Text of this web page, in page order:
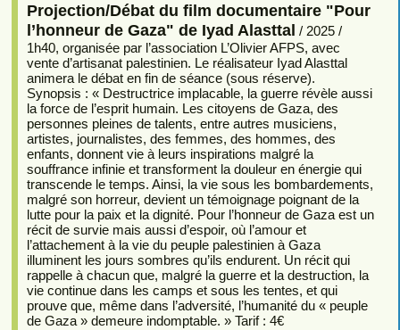
Projection/Débat du film documentaire "Pour
l’honneur de Gaza" de Iyad Alasttal / 2025 /
1h40, organisée par l’association L’Olivier AFPS, avec
vente d’artisanat palestinien. Le réalisateur Iyad Alasttal
animera le débat en fin de séance (sous réserve).
Synopsis : « Destructrice implacable, la guerre révèle aussi
la force de l’esprit humain. Les citoyens de Gaza, des
personnes pleines de talents, entre autres musiciens,
artistes, journalistes, des femmes, des hommes, des
enfants, donnent vie à leurs inspirations malgré la
souffrance infinie et transforment la douleur en énergie qui
transcende le temps. Ainsi, la vie sous les bombardements,
malgré son horreur, devient un témoignage poignant de la
lutte pour la paix et la dignité. Pour l’honneur de Gaza est un
récit de survie mais aussi d’espoir, où l’amour et
l’attachement à la vie du peuple palestinien à Gaza
illuminent les jours sombres qu’ils endurent. Un récit qui
rappelle à chacun que, malgré la guerre et la destruction, la
vie continue dans les camps et sous les tentes, et qui
prouve que, même dans l’adversité, l’humanité du « peuple
de Gaza » demeure indomptable. » Tarif : 4€